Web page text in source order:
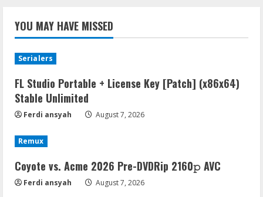
YOU MAY HAVE MISSED
Serialers
FL Studio Portable + License Key [Patch] (x86x64)
Stable Unlimited
Ferdi ansyah August 7, 2026
Remux
Coyote vs. Acme 2026 Pre-DVDRip 2160𝚙 AVC
Ferdi ansyah August 7, 2026